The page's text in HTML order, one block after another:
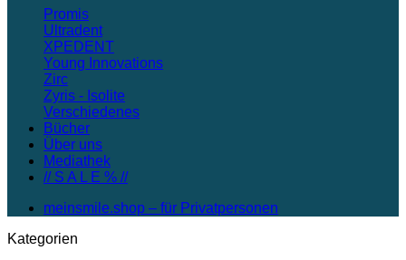
Promis
Ultradent
XPEDENT
Young Innovations
Zirc
Zyris - Isolite
Verschiedenes
Bücher
Über uns
Mediathek
// S A L E % //
meinsmile.shop – für Privatpersonen
Kategorien